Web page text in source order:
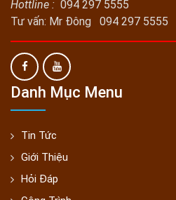
Hottline : 094 297 5555
Tư vấn: Mr Đông 094 297 5555
Danh Mục Menu
Tin Tức
Giới Thiệu
Hỏi Đáp